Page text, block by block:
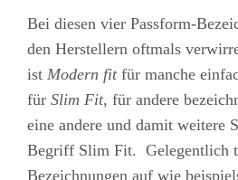
Bei diesen vier Passform-
den Herstellern oftmals
ist Modern fitfür manche
für Slim Fit, für andere
eine andere und damit weitere
Begriff Slim Fit. Gelegentlich
Bezeichnungen auf wie